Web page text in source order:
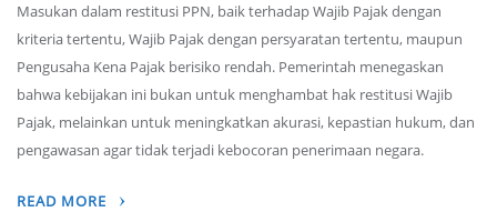
Masukan dalam restitusi PPN, baik terhadap Wajib Pajak dengan
kriteria tertentu, Wajib Pajak dengan persyaratan tertentu, maupun
Pengusaha Kena Pajak berisiko rendah. Pemerintah menegaskan
bahwa kebijakan ini bukan untuk menghambat hak restitusi Wajib
Pajak, melainkan untuk meningkatkan akurasi, kepastian hukum, dan
pengawasan agar tidak terjadi kebocoran penerimaan negara.
READ MORE